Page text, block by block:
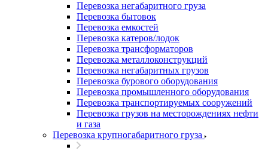
Перевозка негабаритного груза
Перевозка бытовок
Перевозка емкостей
Перевозка катеров/лодок
Перевозка трансформаторов
Перевозка металлоконструкций
Перевозка негабаритных грузов
Перевозка бурового оборудования
Перевозка промышленного оборудования
Перевозка транспортируемых сооружений
Перевозка грузов на месторождениях нефти
и газа
Перевозка крупногабаритного груза